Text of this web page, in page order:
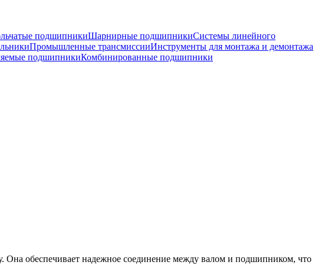
подшипникиШарнирные подшипникиСистемы линейного
Промышленные трансмиссииИнструменты для монтажа и демонтажа
подшипникиКомбинированные подшипники
Она обеспечивает надежное соединение между валом и подшипником, что